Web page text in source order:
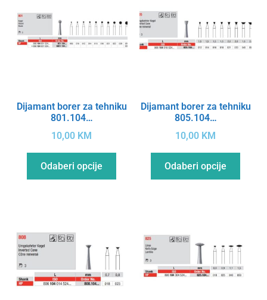
Dijamant borer za tehniku
801.104…
10,00 KM
Odaberi opcije
Dijamant borer za tehniku
805.104…
10,00 KM
Odaberi opcije